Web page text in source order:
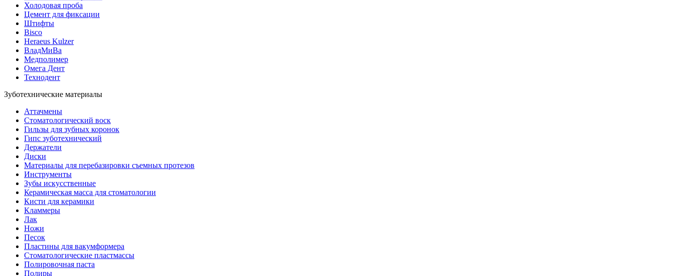
Холодовая проба
Цемент для фиксации
Штифты
Bisco
Heraeus Kulzer
ВладМиВа
Медполимер
Омега Дент
Технодент
Зуботехнические материалы
Аттачмены
Стоматологический воск
Гильзы для зубных коронок
Гипс зуботехнический
Держатели
Диски
Материалы для перебазировки съемных протезов
Инструменты
Зубы искусственные
Керамическая масса для стоматологии
Кисти для керамики
Кламмеры
Лак
Ножи
Песок
Пластины для вакумформера
Стоматологические пластмассы
Полировочная паста
Полиры